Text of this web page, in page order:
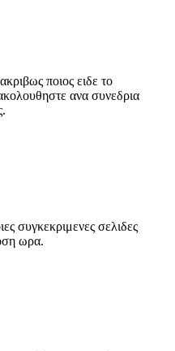
ποιος ειδε το
ανα συνεδρια
συγκεκριμενες σελιδες
ωρα.